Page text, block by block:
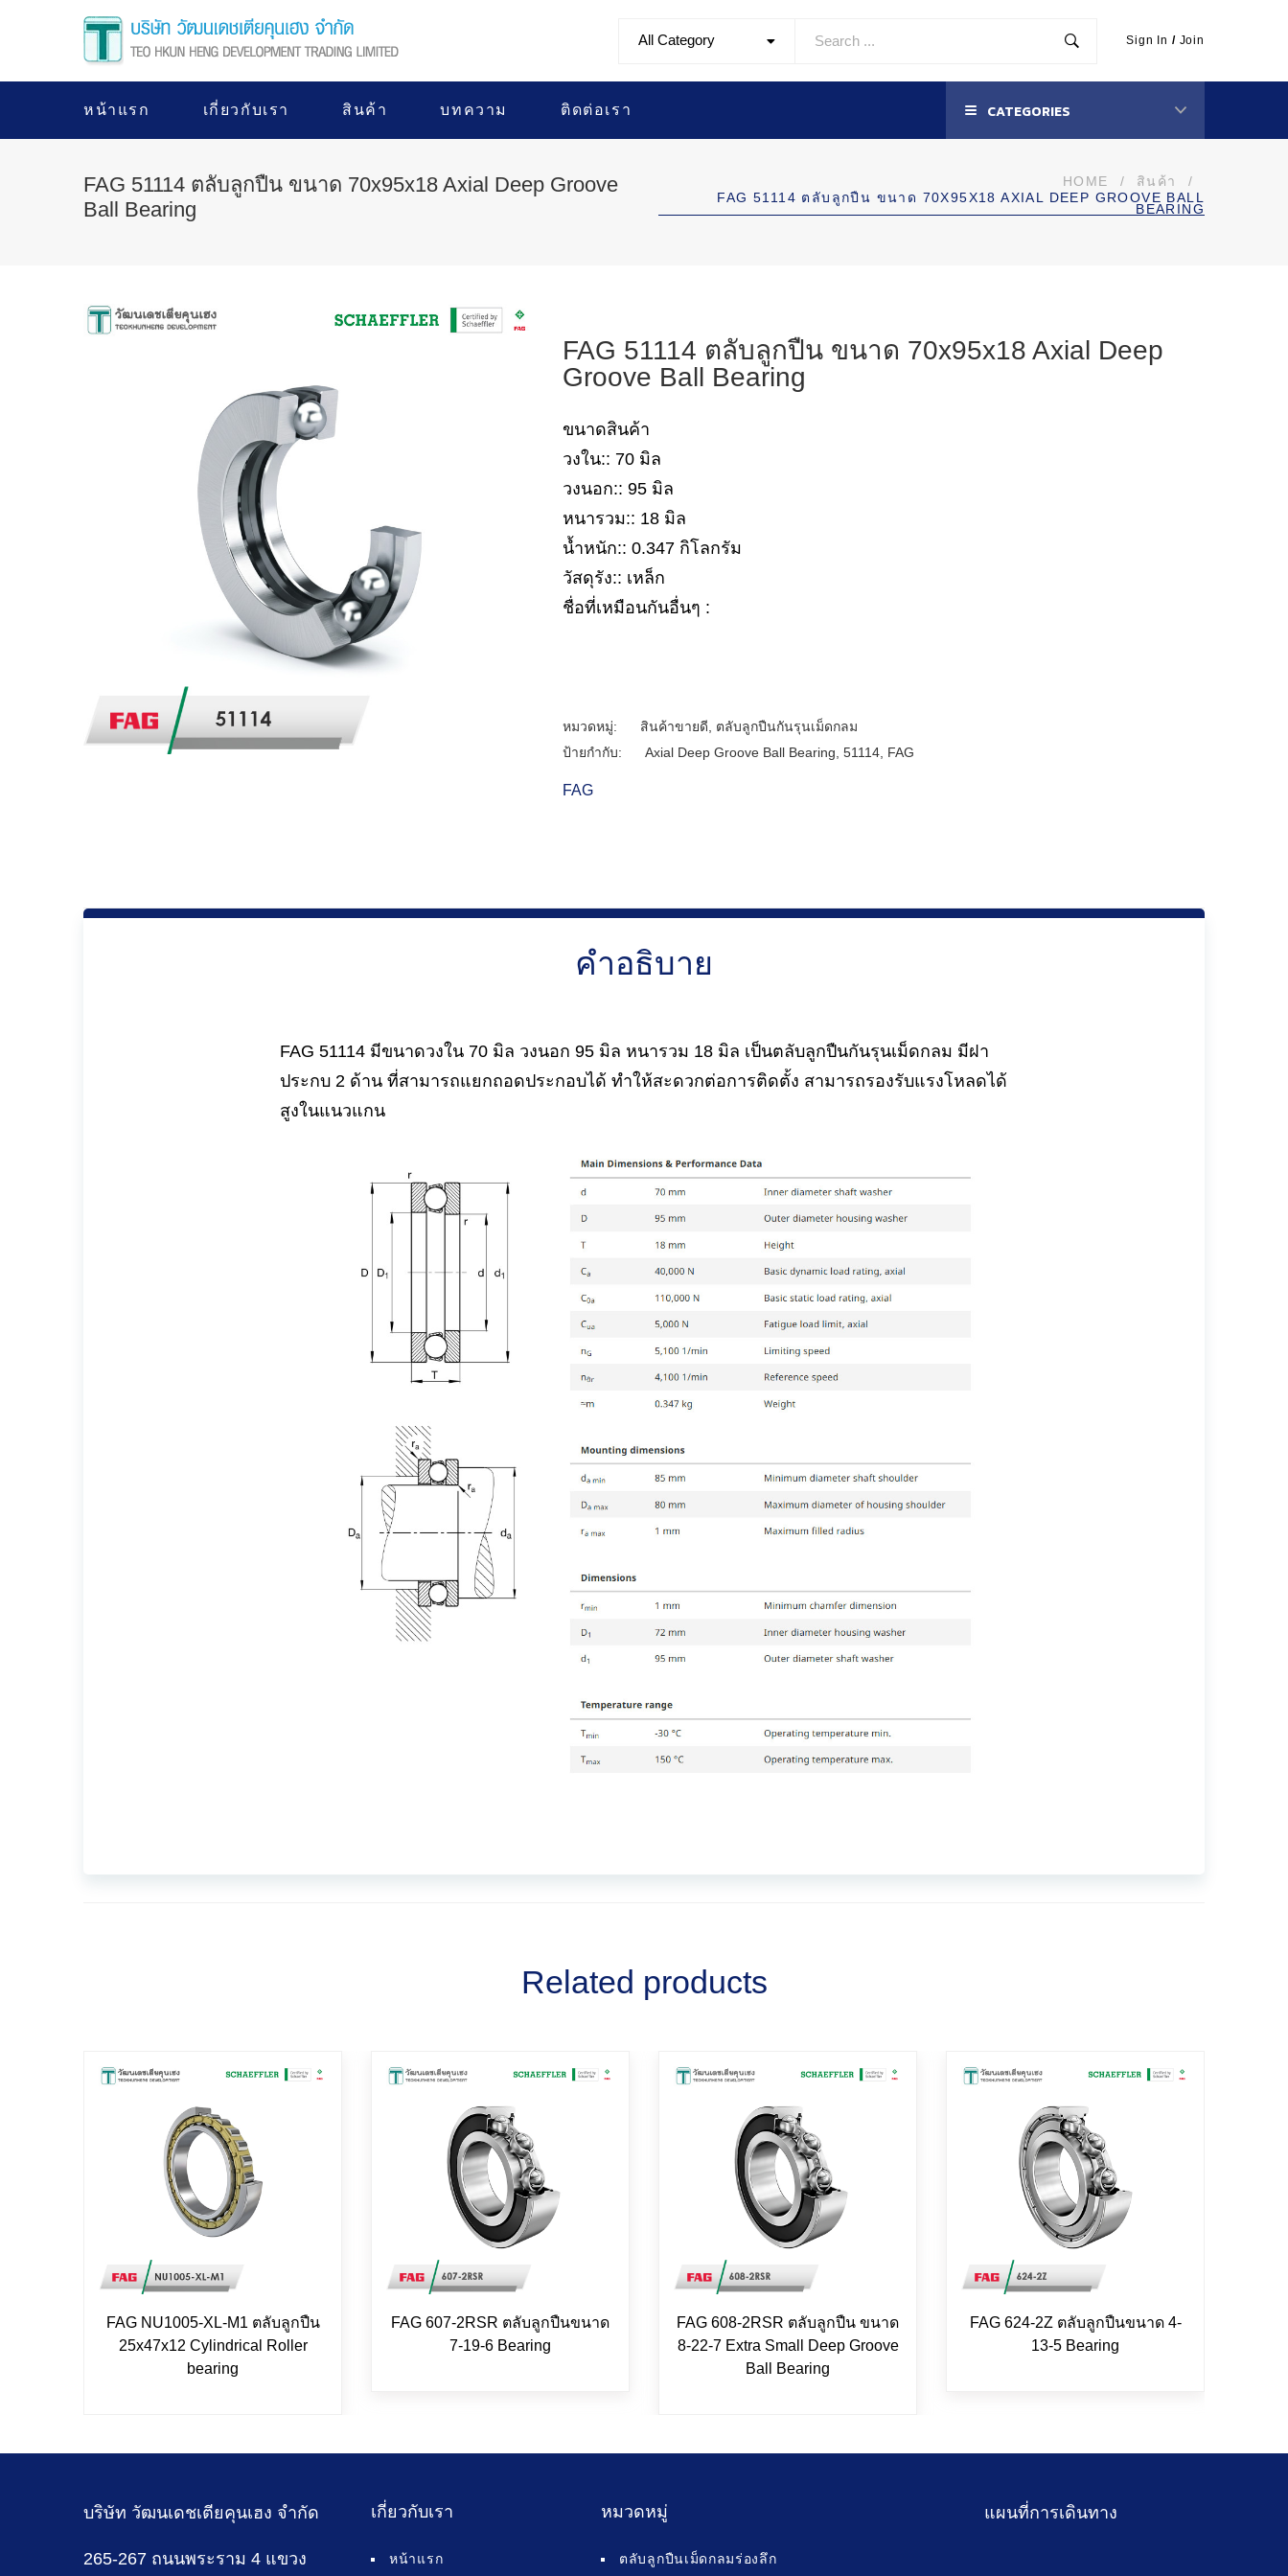
All Category Sign In / Join
หน้าแรก เกี่ยวกับเรา สินค้า บทความ ติดต่อเรา CATEGORIES
FAG 51114 ตลับลูกปืน ขนาด 70x95x18 Axial Deep Groove
Ball Bearing
HOME / สินค้า
/
FAG 51114 ตลับลูกปืน ขนาด 70X95X18 AXIAL DEEP GROOVE BALL
BEARING
FAG 51114 ตลับลูกปืน ขนาด 70x95x18 Axial Deep
Groove Ball Bearing
ขนาดสินค้า
วงใน:: 70 มิล
วงนอก:: 95 มิล
หนารวม:: 18 มิล
น้ำหนัก:: 0.347 กิโลกรัม
วัสดุรัง:: เหล็ก
ชื่อที่เหมือนกันอื่นๆ :
หมวดหมู่: สินค้าขายดี
ตลับลูกปืนกันรุนเม็ดกลม
ป้ายกำกับ:
Axial Deep Groove Ball Bearing 51114 FAG
FAG
คำอธิบาย
FAG 51114 มีขนาดวงใน 70 มิล วงนอก 95 มิล หนารวม 18 มิล เป็นตลับลูกปืนกันรุนเม็ดกลม มีฝา
ประกบ 2 ด้าน ที่สามารถแยกถอดประกอบได้ ทำให้สะดวกต่อการติดตั้ง สามารถรองรับแรงโหลดได้
สูงในแนวแกน
Related products
FAG NU1005-XL-M1 ตลับลูกปืน
25x47x12 Cylindrical Roller
bearing
FAG 607-2RSR ตลับลูกปืนขนาด
7-19-6 Bearing
FAG 608-2RSR ตลับลูกปืน ขนาด
8-22-7 Extra Small Deep Groove
Ball Bearing
FAG 624-2Z ตลับลูกปืนขนาด 4-
13-5 Bearing
บริษัท วัฒนเดชเตียคุนเฮง จำกัด
265-267 ถนนพระราม 4 แขวง
เกี่ยวกับเรา
หน้าแรก
หมวดหมู่
ตลับลูกปืนเม็ดกลมร่องลึก
แผนที่การเดินทาง